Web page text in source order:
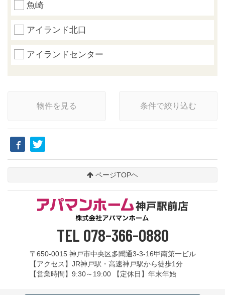
魚崎
アイランド北口
アイランドセンター
ページTOPヘ
TEL 078-366-0880
〒650-0015 神戸市中央区多聞通3-3-16甲南第一ビル
【アクセス】JR神戸駅・高速神戸駅から徒歩1分
【営業時間】9:30～19:00 【定休日】年末年始